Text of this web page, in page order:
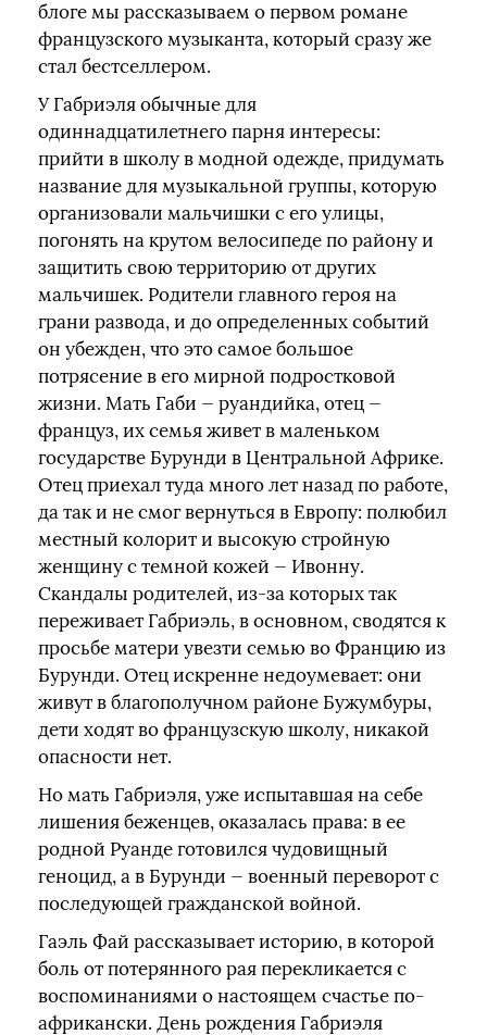
блоге мы рассказываем о первом романе
французского музыканта, который сразу же
стал бестселлером.
У Габриэля обычные для
одиннадцатилетнего парня интересы:
прийти в школу в модной одежде, придумать
название для музыкальной группы, которую
организовали мальчишки с его улицы,
погонять на крутом велосипеде по району и
защитить свою территорию от других
мальчишек. Родители главного героя на
грани развода, и до определенных событий
он убежден, что это самое большое
потрясение в его мирной подростковой
жизни. Мать Габи — руандийка, отец —
француз, их семья живет в маленьком
государстве Бурунди в Центральной Африке.
Отец приехал туда много лет назад по работе,
да так и не смог вернуться в Европу: полюбил
местный колорит и высокую стройную
женщину с темной кожей — Ивонну.
Скандалы родителей, из-за которых так
переживает Габриэль, в основном, сводятся к
просьбе матери увезти семью во Францию из
Бурунди. Отец искренне недоумевает: они
живут в благополучном районе Бужумбуры,
дети ходят во французскую школу, никакой
опасности нет.
Но мать Габриэля, уже испытавшая на себе
лишения беженцев, оказалась права: в ее
родной Руанде готовился чудовищный
геноцид, а в Бурунди — военный переворот с
последующей гражданской войной.
Гаэль Фай рассказывает историю, в которой
боль от потерянного рая перекликается с
воспоминаниями о настоящем счастье по-
африкански. День рождения Габриэля